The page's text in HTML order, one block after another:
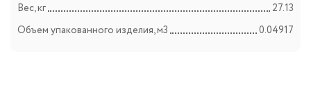
Вес, кг
27.13
Объем упакованного изделия, м3
0.04917